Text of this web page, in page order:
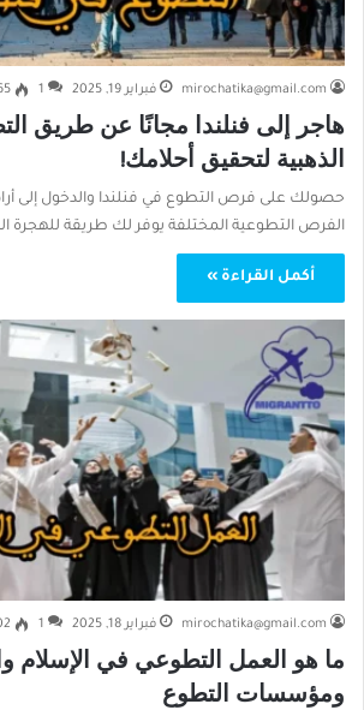
mirochatika@gmail.com فبراير 19, 2025 1
هاجر إلى فنلندا مجانًا عن طريق
الذهبية لتحقيق أحلامك!
حصولك على فرص التطوع في فنلندا والدخول إلى
الفرص التطوعية المختلفة يوفر لك طريقة للهجرة
أكمل القراءة »
mirochatika@gmail.com فبراير 18, 2025 1
ما هو العمل التطوعي في
ومؤسسات التطوع